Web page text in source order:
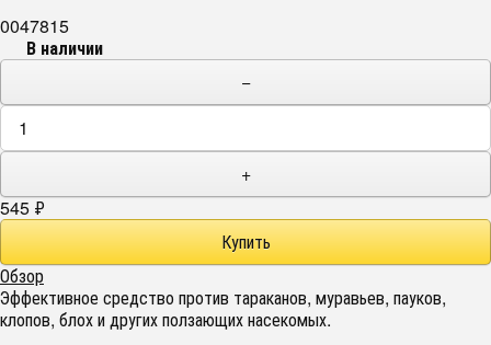
0047815
В наличии
−
+
545 ₽
Обзор
Эффективное средство против тараканов, муравьев, пауков,
клопов, блох и других ползающих насекомых.